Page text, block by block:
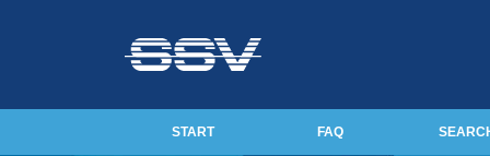
START FAQ